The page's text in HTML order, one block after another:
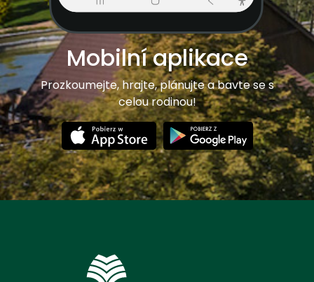
Mobilní aplikace
Prozkoumejte, hrajte, plánujte a bavte se s
celou rodinou!